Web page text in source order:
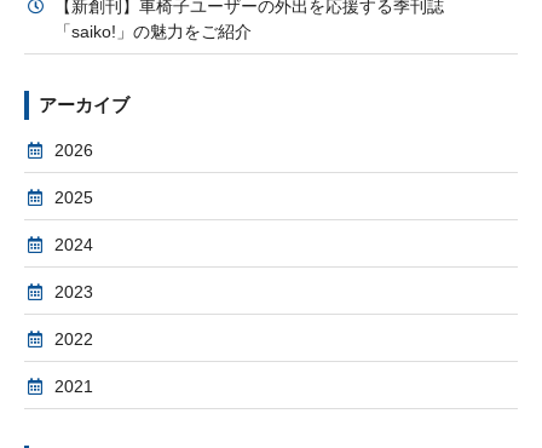
【新創刊】車椅子ユーザーの外出を応援する季刊誌
「saiko!」の魅力をご紹介
アーカイブ
2026
2025
2024
2023
2022
2021